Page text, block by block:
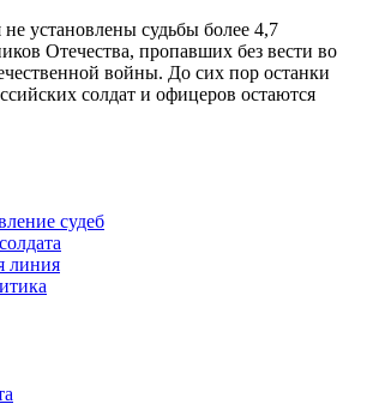
не установлены судьбы более 4,7
Отечества, пропавших без вести во
войны. До сих пор останки
солдат и офицеров остаются
судеб
линия